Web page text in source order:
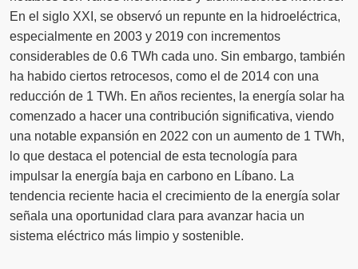
En el siglo XXI, se observó un repunte en la hidroeléctrica,
especialmente en 2003 y 2019 con incrementos
considerables de 0.6 TWh cada uno. Sin embargo, también
ha habido ciertos retrocesos, como el de 2014 con una
reducción de 1 TWh. En años recientes, la energía solar ha
comenzado a hacer una contribución significativa, viendo
una notable expansión en 2022 con un aumento de 1 TWh,
lo que destaca el potencial de esta tecnología para
impulsar la energía baja en carbono en Líbano. La
tendencia reciente hacia el crecimiento de la energía solar
señala una oportunidad clara para avanzar hacia un
sistema eléctrico más limpio y sostenible.